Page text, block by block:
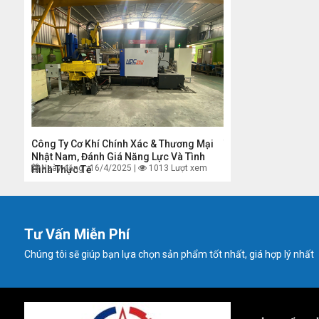
Công Ty Cơ Khí Chính Xác & Thương Mại
Nhật Nam, Đánh Giá Năng Lực Và Tình
Hình Thực Tế
Ngày đăng : 16/4/2025 | 1013 Lượt xem
Tư Vấn Miễn Phí
Chúng tôi sẽ giúp bạn lựa chọn sản phẩm tốt nhất, giá hợp lý nhất